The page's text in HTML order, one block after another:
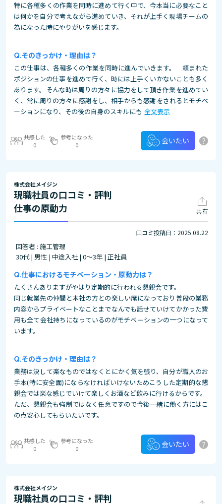
特に各種多くの作業を同時に進めて行く中で、今本当に必要なこと
は何かを自分で考えながら進めていき、それが上手く現場チームの
為になった時にやりがいを感じます。
そのきっかけ・理由は？
この仕事は、各種多くの作業を同時に進んでいきます。 頼まれた
ポジションの仕事を進めて行く、時には上手くいかないことも多く
あります。そんな時は周りの方々に協力をして頂き作業を進めてい
く、常に周りの方々に感謝をし、相手からも感謝をされるとモチベ
ーションになり、その後の自身のスキルにも 全文表示
共感した
0
参考になった
0
会いたい ?
株式会社メイジン
現職社員の口コミ・評判
仕事の原動力
共有
口コミ投稿日：2025.08.22
回答者 : 施工管理
30代 | 男性 | 中途入社 | 0～3年 | 正社員
仕事におけるモチベーション・原動力は？
たくさんありますがやはり定期的に行われる懇親会です。
同じ就業先の仲間と本社の方との楽しい席になっており普段の業務
内容からプライベートなことまでなんでも話せていけてかかった費
用も全て会社持ちになっているのがモチベーションの一つになって
います。
そのきっかけ・理由は？
業務は決して楽なものではなくとにかく気を張り、自分が職人のお
手本(特に安全面)にならなければいけないためこうした定期的な懇
親会では楽な感じでいけて楽しくお酒など飲みに行けるからです。
ただ、懇親会も強制ではなく任意ですので今後一緒に働く方にはこ
の点安心してもらいたいです。
共感した
0
参考になった
0
会いたい ?
株式会社メイジン
現職社員の口コミ・評判